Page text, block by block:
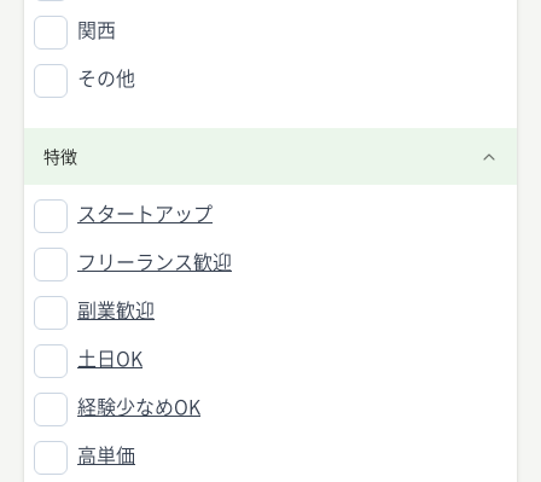
関西
その他
特徴
スタートアップ
フリーランス歓迎
副業歓迎
土日OK
経験少なめOK
高単価